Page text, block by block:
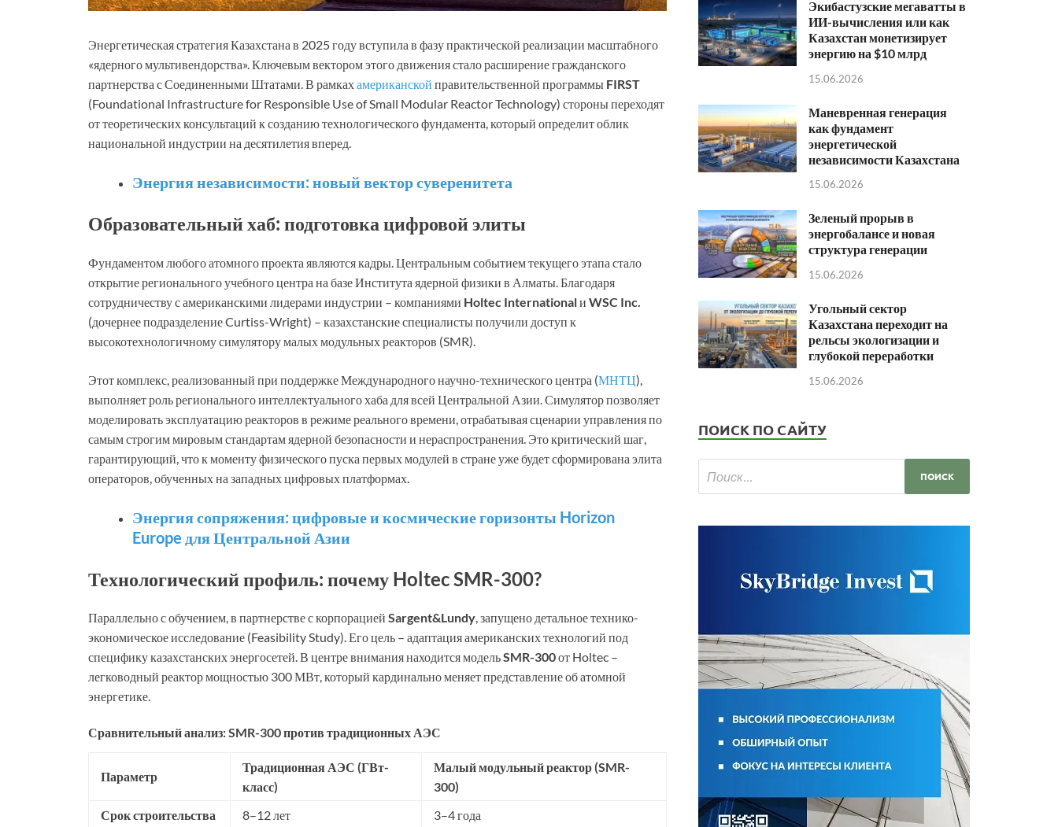
Энергетическая стратегия Казахстана в 2025 году вступила в фазу практической реализации масштабного
«ядерного мультивендорства». Ключевым вектором этого движения стало расширение гражданского
партнерства с Соединенными Штатами. В рамкахамериканской правительственной программы FIRST
(Foundational Infrastructure for Responsible Use of Small Modular Reactor Technology) стороны переходят
от теоретических консультаций к созданию технологического фундамента, который определит облик
национальной индустрии на десятилетия вперед.
Энергия независимости: новый вектор суверенитета
Образовательный хаб: подготовка цифровой элиты
Фундаментом любого атомного проекта являются кадры. Центральным событием текущего этапа стало
открытие регионального учебного центра на базе Института ядерной физики в Алматы. Благодаря
сотрудничеству с американскими лидерами индустрии – компаниями Holtec Internationalи WSC Inc.
(дочернее подразделение Curtiss-Wright) – казахстанские специалисты получили доступ к
высокотехнологичному симулятору малых модульных реакторов (SMR).
Этот комплекс, реализованный при поддержке Международного научно-технического центра (МНТЦ),
выполняет роль регионального интеллектуального хаба для всей Центральной Азии. Симулятор позволяет
моделировать эксплуатацию реакторов в режиме реального времени, отрабатывая сценарии управления по
самым строгим мировым стандартам ядерной безопасности и нераспространения. Это критический шаг,
гарантирующий, что к моменту физического пуска первых модулей в стране уже будет сформирована элита
операторов, обученных на западных цифровых платформах.
Энергия сопряжения: цифровые и космические горизонты Horizon
Europe для Центральной Азии
Технологический профиль: почему Holtec SMR-300?
Параллельно с обучением, в партнерстве с корпорацией Sargent&Lundy, запущено детальное технико-
экономическое исследование (Feasibility Study). Его цель – адаптация американских технологий под
специфику казахстанских энергосетей. В центре внимания находится модельSMR-300от Holtec –
легководный реактор мощностью 300 МВт, который кардинально меняет представление об атомной
энергетике.
Сравнительный анализ: SMR-300 против традиционных АЭС
Параметр
Традиционная АЭС (ГВт-
класс)
Малый модульный реактор (SMR-
300)
Срок строительства
8–12 лет
3–4 года
Экибастузские мегаватты в
ИИ-вычисления или как
Казахстан монетизирует
энергию на $10 млрд
15.06.2026
Маневренная генерация
как фундамент
энергетической
независимости Казахстана
15.06.2026
Зеленый прорыв в
энергобалансе и новая
структура генерации
15.06.2026
Угольный сектор
Казахстана переходит на
рельсы экологизации и
глубокой переработки
15.06.2026
ПОИСК ПО САЙТУ